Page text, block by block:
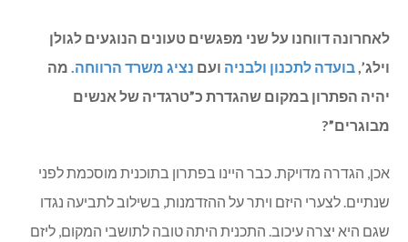
לאחרונה דווחנו על שני מפגשים טעונים הנוגעים לגולן
וילג’, בועדה לתכנון ולבניה ועם נציג משרד הרווחה. מה
יהיה הפתרון במקום שהגדרת כ”טרגדיה של אנשים
מבוגרים”?
אכן, הגדרה מדויקת. כבר היינו בפתרון בתוכנית מוסכמת לפני
שנתיים. לצערי היזם ויתר על ההזדמנות, בשילוב לתביעה נגדו
שגם היא יצרה עיכוב. התכנית היתה טובה לתושבי המקום, ליזם